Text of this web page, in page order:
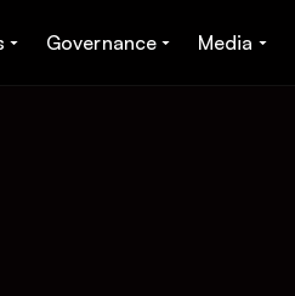
Governance Media